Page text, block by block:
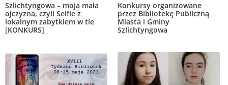
Szlichtyngowa – moja mała
ojczyzna, czyli Selfie z
lokalnym zabytkiem w tle
[KONKURS]
Konkursy organizowane
przez Bibliotekę Publiczną
Miasta i Gminy
Szlichtyngowa